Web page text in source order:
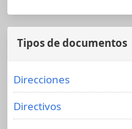
Tipos de documentos
Direcciones
Directivos